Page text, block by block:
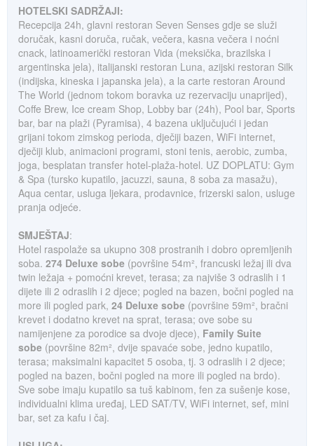
HOTELSKI SADRŽAJI:
Recepcija 24h, glavni restoran Seven Senses gdje se služi
doručak, kasni doruča, ručak, večera, kasna večera i noćni
cnack, latinoamerički restoran Vida (meksička, brazilska i
argentinska jela), italijanski restoran Luna, azijski restoran Silk
(indijska, kineska i japanska jela), a la carte restoran Around
The World (jednom tokom boravka uz rezervaciju unaprijed),
Coffe Brew, Ice cream Shop, Lobby bar (24h), Pool bar, Sports
bar, bar na plaži (Pyramisa), 4 bazena uključujući i jedan
grijani tokom zimskog perioda, dječiji bazen, WiFi internet,
dječiji klub, animacioni programi, stoni tenis, aerobic, zumba,
joga, besplatan transfer hotel-plaža-hotel. UZ DOPLATU: Gym
& Spa (tursko kupatilo, jacuzzi, sauna, 8 soba za masažu),
Aqua centar, usluga ljekara, prodavnice, frizerski salon, usluge
pranja odjeće.
SMJEŠTAJ:
Hotel raspolaže sa ukupno 308 prostranih i dobro opremljenih
soba. 274 Deluxe sobe (površine 54m², francuski ležaj ili dva
twin ležaja + pomoćni krevet, terasa; za najviše 3 odraslih i 1
dijete ili 2 odraslih i 2 djece; pogled na bazen, bočni pogled na
more ili pogled park, 24 Deluxe sobe (površine 59m², bračni
krevet i dodatno krevet na sprat, terasa; ove sobe su
namijenjene za porodice sa dvoje djece), Family Suite
sobe (površine 82m², dvije spavaće sobe, jedno kupatilo,
terasa; maksimalni kapacitet 5 osoba, tj. 3 odraslih i 2 djece;
pogled na bazen, bočni pogled na more ili pogled na brdo).
Sve sobe imaju kupatilo sa tuš kabinom, fen za sušenje kose,
individualni klima uređaj, LED SAT/TV, WiFi internet, sef, mini
bar, set za kafu i čaj.